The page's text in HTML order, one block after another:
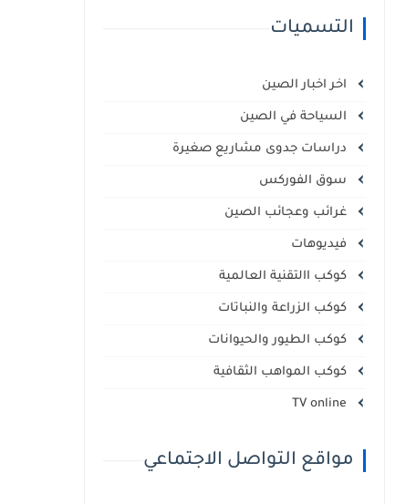
التسميات
اخر اخبار الصين
السياحة في الصين
دراسات جدوى مشاريع صغيرة
سوق الفوركس
غرائب وعجائب الصين
فيديوهات
كوكب االتقنية العالمية
كوكب الزراعة والنباتات
كوكب الطيور والحيوانات
كوكب المواهب الثقافية
مواقع التواصل الاجتماعي